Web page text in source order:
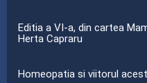
Editia a VI-a, din cartea
Herta Capraru
Homeopatia si viitorul